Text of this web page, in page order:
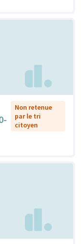
Non retenue
par le tri
citoyen